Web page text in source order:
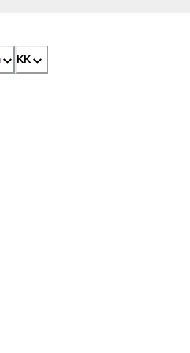
KK